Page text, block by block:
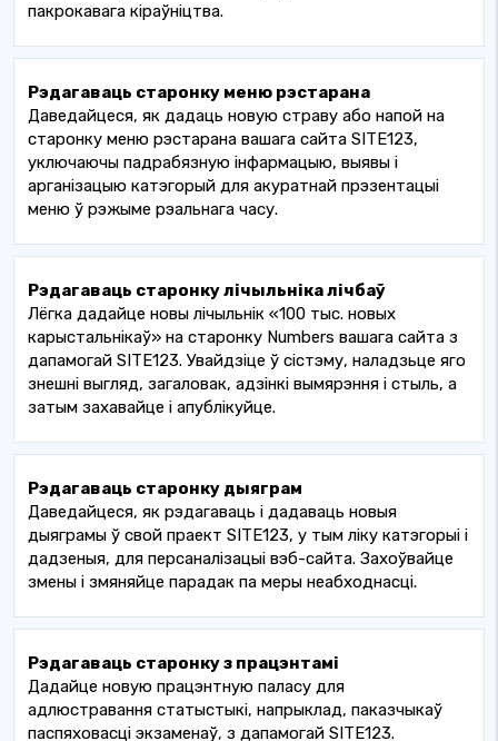
пакрокавага кіраўніцтва.
Рэдагаваць старонку меню рэстарана
Даведайцеся, як дадаць новую страву або напой на
старонку меню рэстарана вашага сайта SITE123,
уключаючы падрабязную інфармацыю, выявы і
арганізацыю катэгорый для акуратнай прэзентацыі
меню ў рэжыме рэальнага часу.
Рэдагаваць старонку лічыльніка лічбаў
Лёгка дадайце новы лічыльнік «100 тыс. новых
карыстальнікаў» на старонку Numbers вашага сайта з
дапамогай SITE123. Увайдзіце ў сістэму, наладзьце яго
знешні выгляд, загаловак, адзінкі вымярэння і стыль, а
затым захавайце і апублікуйце.
Рэдагаваць старонку дыяграм
Даведайцеся, як рэдагаваць і дадаваць новыя
дыяграмы ў свой праект SITE123, у тым ліку катэгорыі і
дадзеныя, для персаналізацыі вэб-сайта. Захоўвайце
змены і змяняйце парадак па меры неабходнасці.
Рэдагаваць старонку з працэнтамі
Дадайце новую працэнтную паласу для
адлюстравання статыстыкі, напрыклад, паказчыкаў
паспяховасці экзаменаў, з дапамогай SITE123.